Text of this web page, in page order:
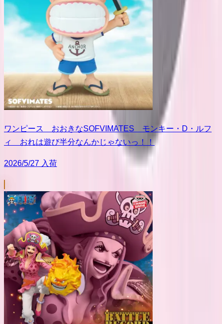
ワンピース おおきなSOFVIMATES モンキー・D・ルフ
ィ おれは遊び半分なんかじゃないっ！！
2026/5/27 入荷